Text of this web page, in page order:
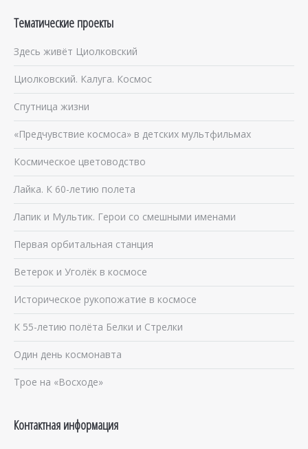
Тематические проекты
Здесь живёт Циолковский
Циолковский. Калуга. Космос
Спутница жизни
«Предчувствие космоса» в детских мультфильмах
Космическое цветоводство
Лайка. К 60-летию полета
Лапик и Мультик. Герои со смешными именами
Первая орбитальная станция
Ветерок и Уголёк в космосе
Историческое рукопожатие в космосе
К 55-летию полёта Белки и Стрелки
Один день космонавта
Трое на «Восходе»
Контактная информация